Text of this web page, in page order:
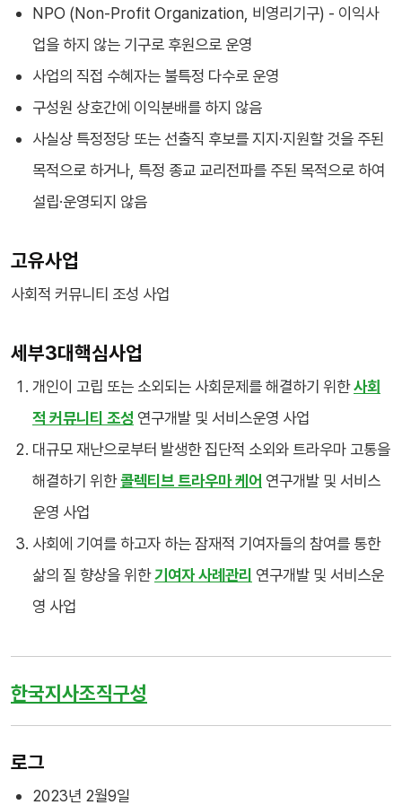
NPO (Non-Profit Organization, 비영리기구) - 이익사
업을 하지 않는 기구로 후원으로 운영
사업의 직접 수혜자는 불특정 다수로 운영
구성원 상호간에 이익분배를 하지 않음
사실상 특정정당 또는 선출직 후보를 지지·지원할 것을 주된
목적으로 하거나, 특정 종교 교리전파를 주된 목적으로 하여
설립·운영되지 않음
고유사업
사회적 커뮤니티 조성 사업
세부3대핵심사업
개인이 고립 또는 소외되는 사회문제를 해결하기 위한사회
적 커뮤니티 조성 연구개발 및 서비스운영 사업
대규모 재난으로부터 발생한 집단적 소외와 트라우마 고통을
해결하기 위한콜렉티브 트라우마 케어 연구개발 및 서비스
운영 사업
사회에 기여를 하고자 하는 잠재적 기여자들의 참여를 통한
삶의 질 향상을 위한기여자 사례관리 연구개발 및 서비스운
영 사업
한국지사조직구성
로그
2023년 2월9일